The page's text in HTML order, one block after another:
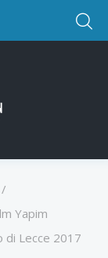
/
Yapim
di Lecce 2017